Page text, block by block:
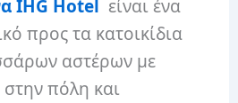
IHG Hotel είναι ένα
προς τα κατοικίδια
αστέρων με
στην πόλη και